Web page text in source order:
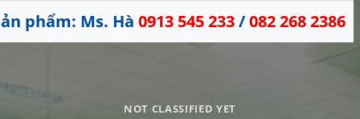
phẩm: Ms. Hà 0913 545 233/082 268 2386
NOT CLASSIFIED YET